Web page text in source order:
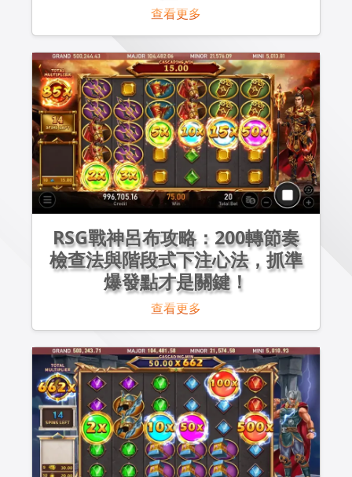
查看更多
RSG戰神呂布攻略：200轉節奏
檢查法與階段式下注心法，抓準
爆發點才是關鍵！
查看更多